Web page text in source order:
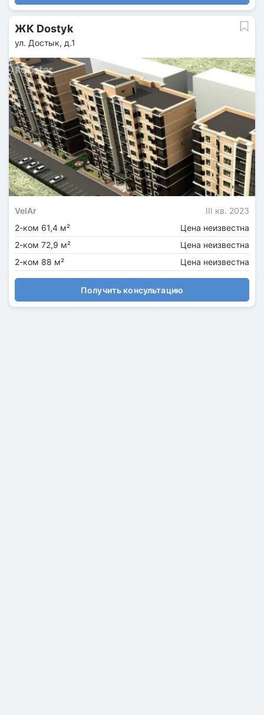
ЖК Dostyk
ул. Достык, д.1
VelAr
III кв. 2023
2-ком 61,4 м²
Цена неизвестна
2-ком 72,9 м²
Цена неизвестна
2-ком 88 м²
Цена неизвестна
Получить консультацию